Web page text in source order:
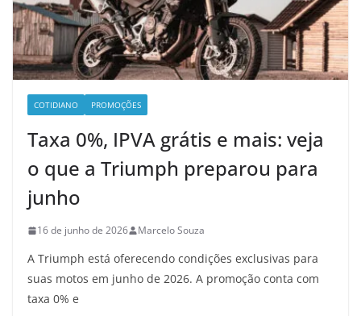
COTIDIANO PROMOÇÕES
Taxa 0%, IPVA grátis e mais: veja
o que a Triumph preparou para
junho
16 de junho de 2026 Marcelo Souza
A Triumph está oferecendo condições exclusivas para
suas motos em junho de 2026. A promoção conta com
taxa 0% e